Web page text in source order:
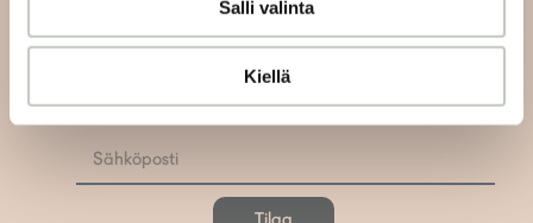
Salli valinta
Kiellä
Tilaa uutiskirjeemme ja saat tiedon uusista tapahtumista
ja Roots Journaleista ensimmäisten joukossa: